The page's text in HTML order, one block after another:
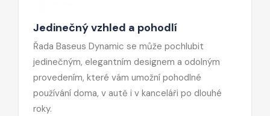
Jedinečný vzhled a pohodlí
Řada Baseus Dynamic se může pochlubit
jedinečným, elegantním designem a odolným
provedením, které vám umožní pohodlné
používání doma, v autě i v kanceláři po dlouhé
roky.